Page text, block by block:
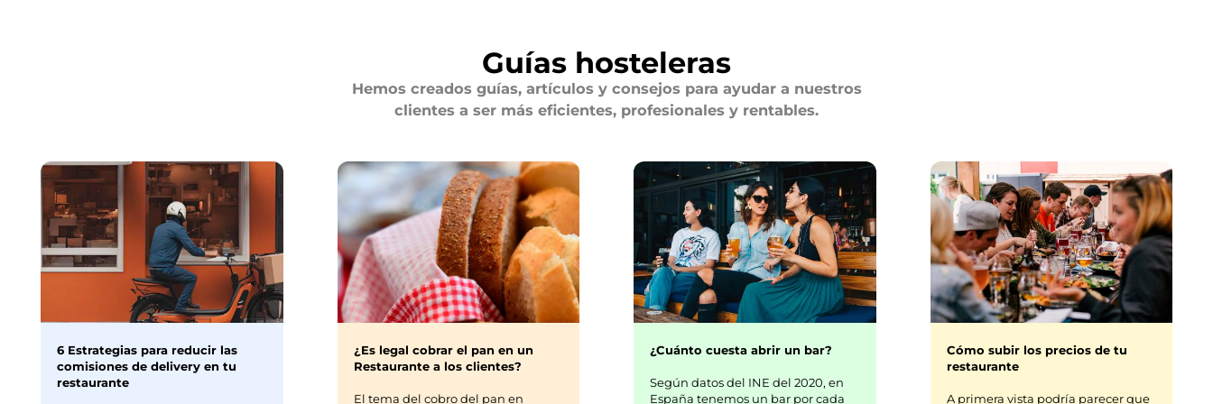
Guías hosteleras
Hemos creados guías, artículos y consejos para ayudar a nuestros
clientes a ser más eficientes, profesionales y rentables.
6 Estrategias para reducir las
comisiones de delivery en tu
restaurante
¿Es legal cobrar el pan en un
Restaurante a los clientes?
El tema del cobro del pan en
¿Cuánto cuesta abrir un bar?
Según datos del INE del 2020, en
España tenemos un bar por cada
Cómo subir los precios de tu
restaurante
A primera vista podría parecer que